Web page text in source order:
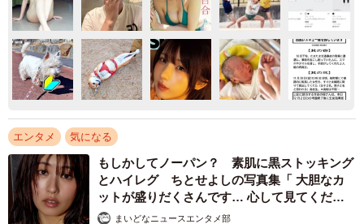
エンタメ 気になる
もしかしてノーパン？ 素肌に黒ストッキング
とハイレグ ちとせよしの写真集「 大胆なカ
ットが盛りだくさんです… 心して見てくださ
い」まいどなニュースエンタメ部